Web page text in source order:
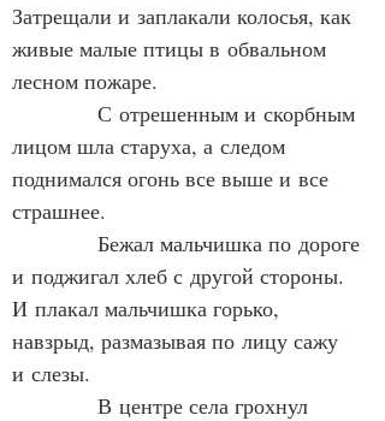
Затрещали и заплакали колосья, как
живые малые птицы в обвальном
лесном пожаре.
С отрешенным и скорбным
лицом шла старуха, а следом
поднимался огонь все выше и все
страшнее.
Бежал мальчишка по дороге
и поджигал хлеб с другой стороны.
И плакал мальчишка горько,
навзрыд, размазывая по лицу сажу
и слезы.
В центре села грохнул